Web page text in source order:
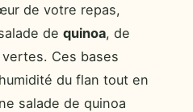
de votre repas,
de quinoa, de
Ces bases
du flan tout en
salade de quinoa